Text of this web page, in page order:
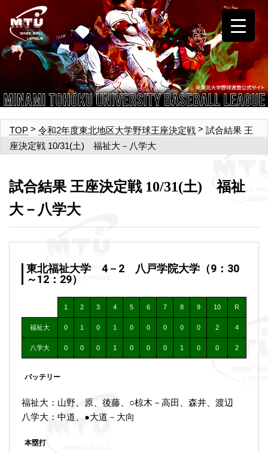
TOP > 令和2年度東北地区大学野球王座決定戦 > 試合結果 王
座決定戦 10/31(土) 福祉大－八学大
試合結果 王座決定戦 10/31(土) 福祉
大－八学大
東北福祉大学 4－2 八戸学院大学（9：30
～12：29）
1 2 3 4 5 6 7 8 9 10 R
福祉大 0 1 0 1 0 0 0 0 0 2 4
八学大 0 0 0 1 0 0 0 1 0 0 2
バッテリー
福祉大：山野、原、後藤、○椋木－高田、森井、渡辺
八学大：中道、●大道－大向
本塁打